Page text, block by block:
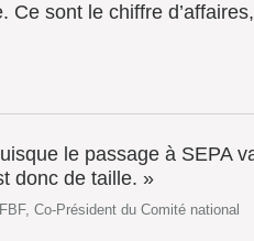
Ce sont le chiffre d’affaires,
le passage à SEPA
donc de taille. »
Co-Président du Comité national